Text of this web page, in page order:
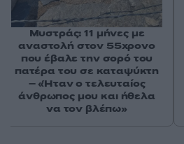
Μυστράς: 11 μήνες με
αναστολή στον 55χρονο
που έβαλε την σορό του
πατέρα του σε καταψύκτη
– «Ήταν ο τελευταίος
άνθρωπος μου και ήθελα
να τον βλέπω»